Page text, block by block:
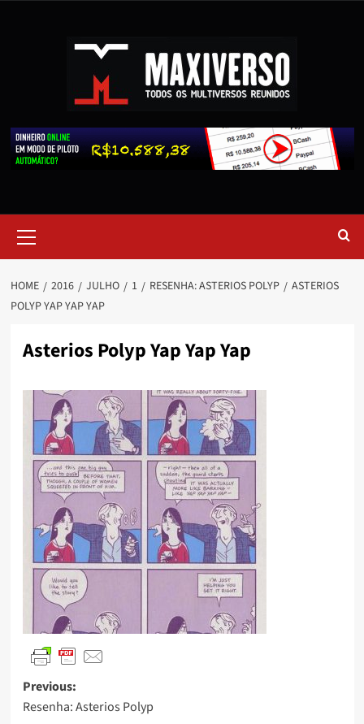
HOME 2016 JULHO 1 RESENHA: ASTERIOS POLYP
ASTERIOS
POLYP YAP YAP YAP
Asterios Polyp Yap Yap Yap
Previous:
Resenha: Asterios Polyp